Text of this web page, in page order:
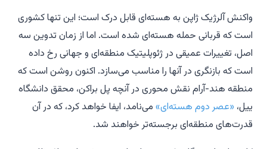
واکنش آلرژیک ژاپن به هسته‌ای قابل درک است؛ این تنها کشوری
است که قربانی حمله هسته‌ای شده است. اما از زمان تدوین سه
اصل، تغییرات عمیقی در ژئوپلیتیک منطقه‌ای و جهانی رخ داده
است که بازنگری در آنها را مناسب می‌سازد. اکنون روشن است که
منطقه هند-آرام نقش محوری در آنچه پل براکن، محقق دانشگاه
ییل، «عصر دوم هسته‌ای» می‌نامد، ایفا خواهد کرد، که در آن
قدرت‌های منطقه‌ای برجسته‌تر خواهند شد.